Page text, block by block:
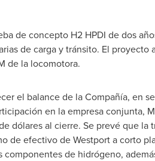
de concepto H2 HPDI de dos
de carga y tránsito. El proyecto
de la locomotora.
el balance de la Compañía, en
en la empresa conjunta,
dólares al cierre. Se prevé que la
de efectivo de Westport a corto
de hidrógeno,